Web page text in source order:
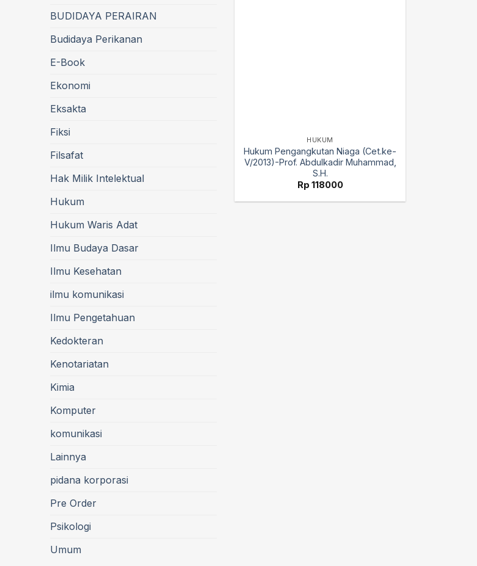
BUDIDAYA PERAIRAN
Budidaya Perikanan
E-Book
Ekonomi
Eksakta
Fiksi
Filsafat
Hak Milik Intelektual
Hukum
Hukum Waris Adat
Ilmu Budaya Dasar
Ilmu Kesehatan
ilmu komunikasi
Ilmu Pengetahuan
Kedokteran
Kenotariatan
Kimia
Komputer
komunikasi
Lainnya
pidana korporasi
Pre Order
Psikologi
Umum
HUKUM
Hukum Pengangkutan Niaga (Cet.ke-
V/2013)-Prof. Abdulkadir Muhammad,
S.H.
Rp 118000